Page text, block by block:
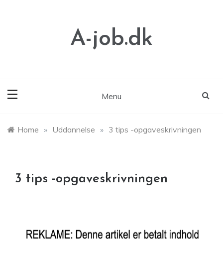
A-job.dk
Menu
Home » Uddannelse » 3 tips -opgaveskrivningen
3 tips -opgaveskrivningen